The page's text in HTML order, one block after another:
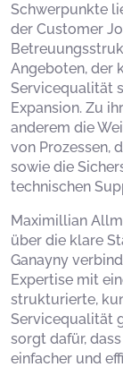
Schwerpunkte
der Customer
Angeboten, der
Servicequalität
Expansion. Zu
anderem die
von Prozessen,
sowie die
technischen
Maximillian
über die klare
Ganayny
Expertise mit
strukturierte,
Servicequalität
sorgt dafür,
einfacher und